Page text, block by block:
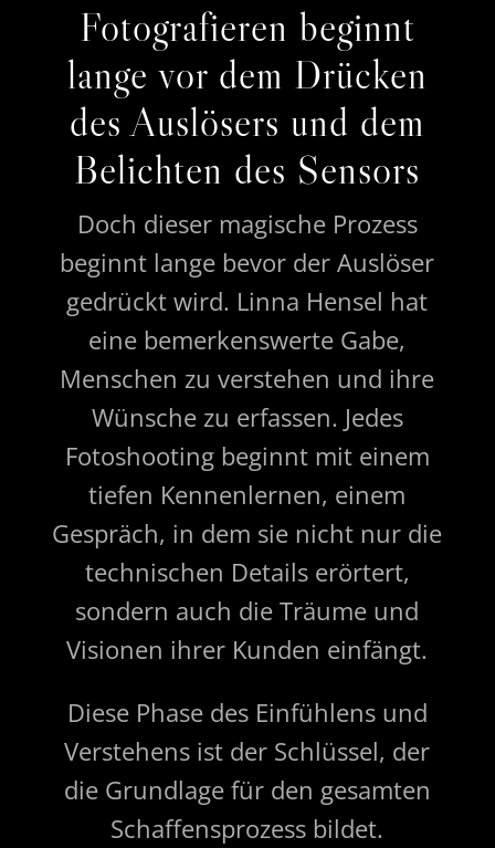
Fotografieren beginnt
lange vor dem Drücken
des Auslösers und dem
Belichten des Sensors
Doch dieser magische Prozess
beginnt lange bevor der Auslöser
gedrückt wird. Linna Hensel hat
eine bemerkenswerte Gabe,
Menschen zu verstehen und ihre
Wünsche zu erfassen. Jedes
Fotoshooting beginnt mit einem
tiefen Kennenlernen, einem
Gespräch, in dem sie nicht nur die
technischen Details erörtert,
sondern auch die Träume und
Visionen ihrer Kunden einfängt.
Diese Phase des Einfühlens und
Verstehens ist der Schlüssel, der
die Grundlage für den gesamten
Schaffensprozess bildet.